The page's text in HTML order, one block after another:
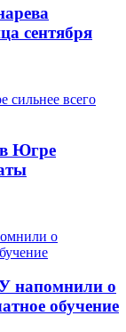
сентября
в Югре
напомнили о
обучение